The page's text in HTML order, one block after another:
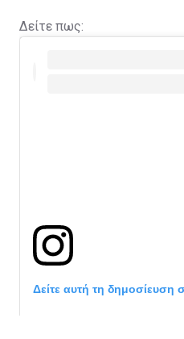
Δείτε πως:
Δείτε αυτή τη δημοσίευση